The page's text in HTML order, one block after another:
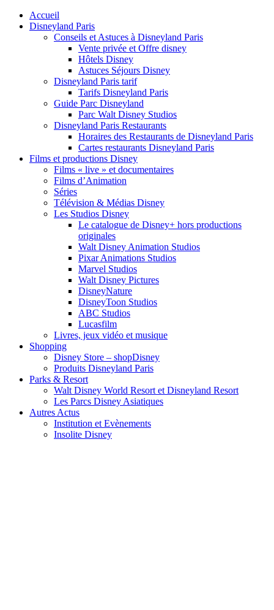
Accueil
Disneyland Paris
Conseils et Astuces à Disneyland Paris
Vente privée et Offre disney
Hôtels Disney
Astuces Séjours Disney
Disneyland Paris tarif
Tarifs Disneyland Paris
Guide Parc Disneyland
Parc Walt Disney Studios
Disneyland Paris Restaurants
Horaires des Restaurants de Disneyland Paris
Cartes restaurants Disneyland Paris
Films et productions Disney
Films « live » et documentaires
Films d’Animation
Séries
Télévision & Médias Disney
Les Studios Disney
Le catalogue de Disney+ hors productions
originales
Walt Disney Animation Studios
Pixar Animations Studios
Marvel Studios
Walt Disney Pictures
DisneyNature
DisneyToon Studios
ABC Studios
Lucasfilm
Livres, jeux vidéo et musique
Shopping
Disney Store – shopDisney
Produits Disneyland Paris
Parks & Resort
Walt Disney World Resort et Disneyland Resort
Les Parcs Disney Asiatiques
Autres Actus
Institution et Evènements
Insolite Disney